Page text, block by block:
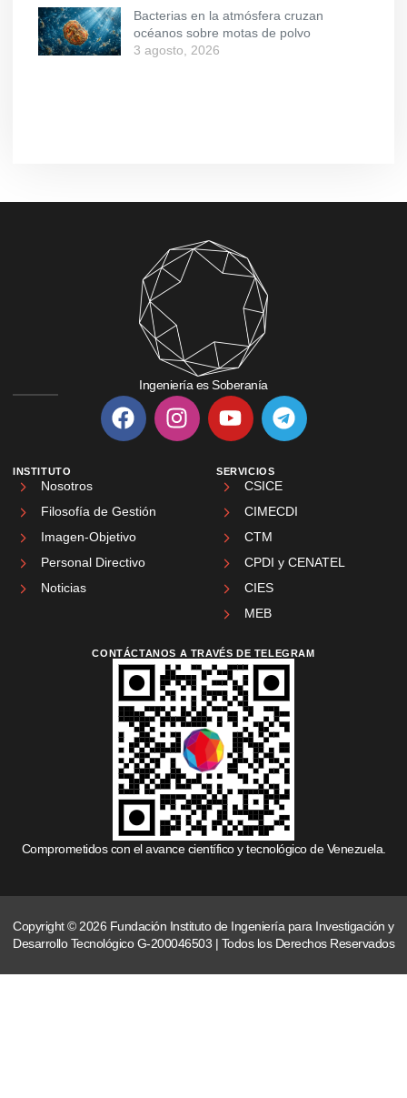
Bacterias en la atmósfera cruzan
océanos sobre motas de polvo
3 agosto, 2026
Ingeniería es Soberanía
INSTITUTO
Nosotros
Filosofía de Gestión
Imagen-Objetivo
Personal Directivo
Noticias
SERVICIOS
CSICE
CIMECDI
CTM
CPDI y CENATEL
CIES
MEB
CONTÁCTANOS A TRAVÉS DE TELEGRAM
Comprometidos con el avance científico y tecnológico de Venezuela.
Copyright © 2026 Fundación Instituto de Ingeniería para Investigación y
Desarrollo Tecnológico G-200046503 | Todos los Derechos Reservados